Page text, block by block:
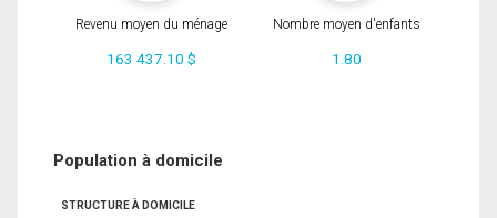
Revenu moyen du ménage
163 437.10 $
Nombre moyen d'enfants
1.80
Population à domicile
STRUCTURE À DOMICILE